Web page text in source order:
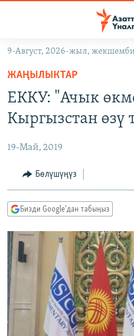
Навигацияга
өтүңүз
Издөөгө
салыңыз
КЫРГЫЗСТАН
ЭКОНОМИКА
МАДАНИЯТ
БОРБОР АЗИЯ
УКРАИНА
АТАЙЫН ИЛИКТӨӨ
ТВ ПРОГРАММАЛАР
ЭКСПЕРТТЕР ТАЛДАЙТ
БИЗ ЖАНА ДҮЙНӨ
ДАНИСТЕ
ЭЖЕ-СИҢДИЛЕР
АЗАТТЫК+
ЫҢГАЙСЫЗ СУРООЛОР
ӨЗГӨЧӨ ПИКИР
Русский
ОНЛАЙН ШЕРИНЕ
9-Август, 2026-жыл,
ЖАҢЫЛЫКТАР
ЕККУ: "Ачык
Кыргызстан өзү
19-Май, 2019
Бөлүшүңүз
Бизди Google'дан табыңыз